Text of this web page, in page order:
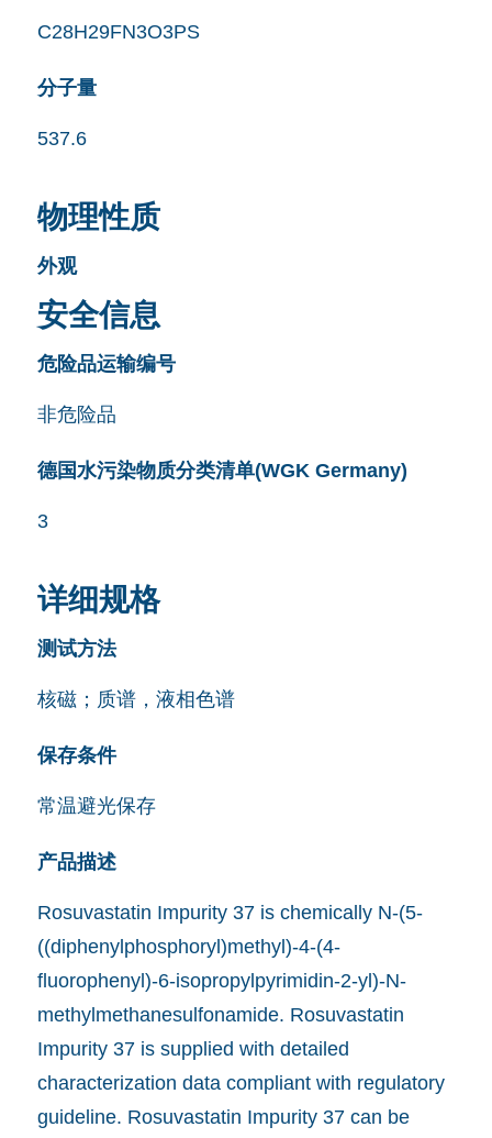
C28H29FN3O3PS
分子量
537.6
物理性质
外观
安全信息
危险品运输编号
非危险品
德国水污染物质分类清单(WGK Germany)
3
详细规格
测试方法
核磁；质谱，液相色谱
保存条件
常温避光保存
产品描述
Rosuvastatin Impurity 37 is chemically N-(5-
((diphenylphosphoryl)methyl)-4-(4-
fluorophenyl)-6-isopropylpyrimidin-2-yl)-N-
methylmethanesulfonamide. Rosuvastatin
Impurity 37 is supplied with detailed
characterization data compliant with regulatory
guideline. Rosuvastatin Impurity 37 can be